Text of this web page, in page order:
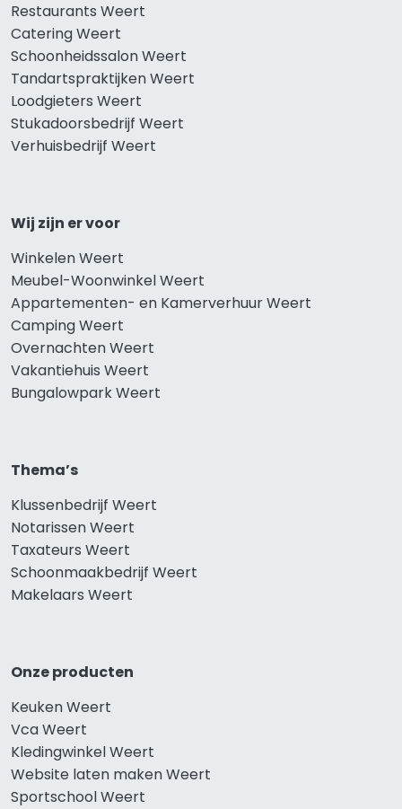
Restaurants Weert
Catering Weert
Schoonheidssalon Weert
Tandartspraktijken Weert
Loodgieters Weert
Stukadoorsbedrijf Weert
Verhuisbedrijf Weert
Wij zijn er voor
Winkelen Weert
Meubel-Woonwinkel Weert
Appartementen- en Kamerverhuur Weert
Camping Weert
Overnachten Weert
Vakantiehuis Weert
Bungalowpark Weert
Thema’s
Klussenbedrijf Weert
Notarissen Weert
Taxateurs Weert
Schoonmaakbedrijf Weert
Makelaars Weert
Onze producten
Keuken Weert
Vca Weert
Kledingwinkel Weert
Website laten maken Weert
Sportschool Weert